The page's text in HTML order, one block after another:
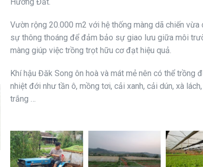
Vườn rộng 20.000 m2 với hệ thống màng dã chiến
sự thông thoáng để đảm bảo sự giao lưu giữa môi
màng giúp việc trồng trọt hữu cơ đạt hiệu quả.
Khí hậu Đăk Song ôn hoà và mát mẻ nên có thể trồng
nhiệt đới như tần ô, mồng tơi, cải xanh, cải dún, xà
trắng …